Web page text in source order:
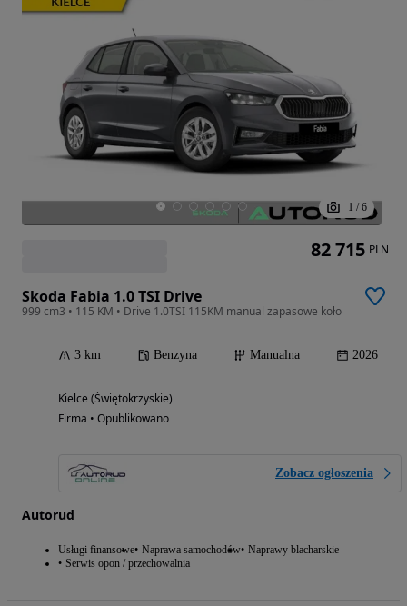
1 / 6
Skoda Fabia 1.0 TSI Drive
999 cm3 • 115 KM • Drive 1.0TSI 115KM manual zapasowe koło
3 km Benzyna Manualna 2026
Kielce (Świętokrzyskie)
Firma • Opublikowano
Zobacz ogłoszenia
Autorud
Usługi finansowe Naprawa samochodów Naprawy blacharskie
Serwis opon / przechowalnia
82 715 PLN